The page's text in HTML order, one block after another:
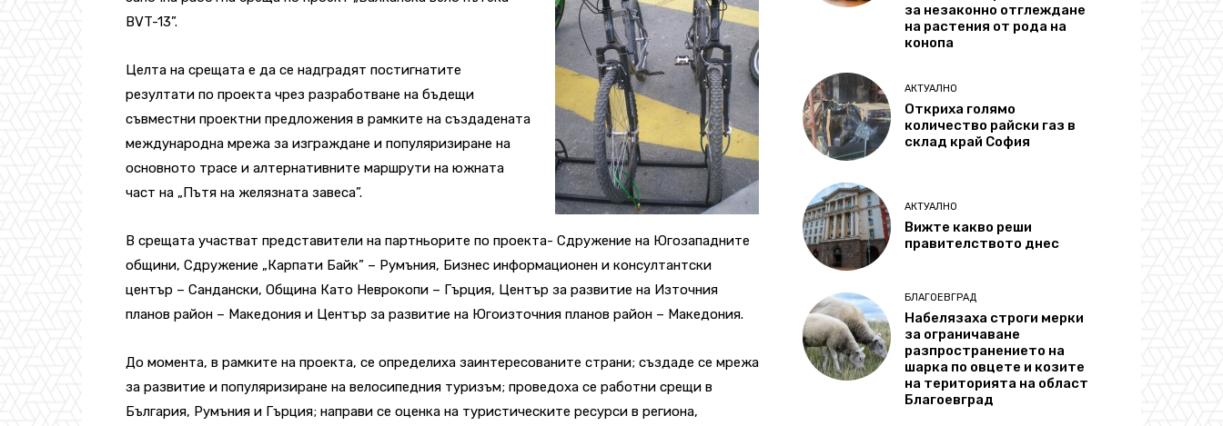
BVT-13”.
Целта на срещата е да се надградят постигнатите
резултати по проекта чрез разработване на бъдещи
съвместни проектни предложения в рамките на създадената
международна мрежа за изграждане и популяризиране на
основното трасе и алтернативните маршрути на южната
част на „Пътя на желязната завеса”.
В срещата участват представители на партньорите по проекта- Сдружение на Югозападните
общини, Сдружение „Карпати Байк” – Румъния, Бизнес информационен и консултантски
център – Сандански, Община Като Неврокопи – Гърция, Център за развитие на Източния
планов район – Македония и Център за развитие на Югоизточния планов район – Македония.
До момента, в рамките на проекта, се определиха заинтересованите страни; създаде се мрежа
за развитие и популяризиране на велосипедния туризъм; проведоха се работни срещи в
България, Румъния и Гърция; направи се оценка на туристическите ресурси в региона,
за незаконно отглеждане
на растения от рода на
конопа
АКТУАЛНО
Откриха голямо
количество райски газ в
склад край София
АКТУАЛНО
Вижте какво реши
правителството днес
БЛАГОЕВГРАД
Набелязаха строги мерки
за ограничаване
разпространението на
шарка по овцете и козите
на територията на област
Благоевград